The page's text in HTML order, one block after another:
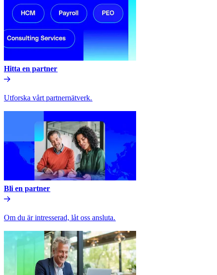
Hitta en partner​​
Utforska vårt partnernätverk.​​
Bli en partner​​
Om du är intresserad, låt oss ansluta.​​